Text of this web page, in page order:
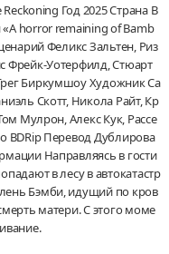
Год 2025 Страна В
horror remaining of Bamb
Феликс Зальтен, Риз
Фрейк-Уотерфилд, Стюарт
Биркумшоу Художник Са
Скотт, Никола Райт, Кр
Мулрон, Алекс Кук, Рассе
BDRip Перевод Дублирова
Направляясь в гости
в лесу в автокатастр
Бэмби, идущий по кров
матери. С этого моме